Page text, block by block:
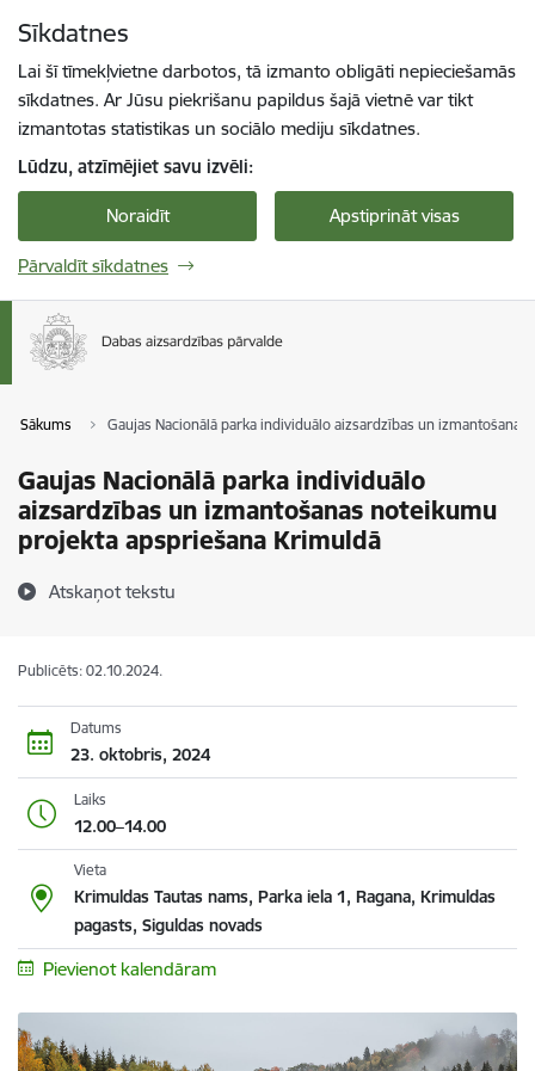
Sīkdatnes
Lai šī tīmekļvietne darbotos, tā izmanto obligāti nepieciešamās
sīkdatnes. Ar Jūsu piekrišanu papildus šajā vietnē var tikt
izmantotas statistikas un sociālo mediju sīkdatnes.
Lūdzu, atzīmējiet savu izvēli:
Noraidīt Apstiprināt visas
Pārvaldīt sīkdatnes
Sākums Gaujas Nacionālā parka individuālo aizsardzības un
Gaujas Nacionālā parka individuālo
aizsardzības un izmantošanas noteikumu
projekta apspriešana Krimuldā
Atskaņot tekstu
Publicēts: 02.10.2024.
Datums
23. oktobris, 2024
Laiks
12.00–14.00
Vieta
Krimuldas Tautas nams, Parka iela 1, Ragana, Krimuldas
pagasts, Siguldas novads
Pievienot kalendāram